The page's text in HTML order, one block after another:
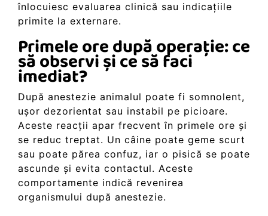
înlocuiesc evaluarea clinică sau indicațiile
primite la externare.
Primele ore după operație: ce
să observi și ce să faci
imediat?
După anestezie animalul poate fi somnolent,
ușor dezorientat sau instabil pe picioare.
Aceste reacții apar frecvent în primele ore și
se reduc treptat. Un câine poate geme scurt
sau poate părea confuz, iar o pisică se poate
ascunde și evita contactul. Aceste
comportamente indică revenirea
organismului după anestezie.